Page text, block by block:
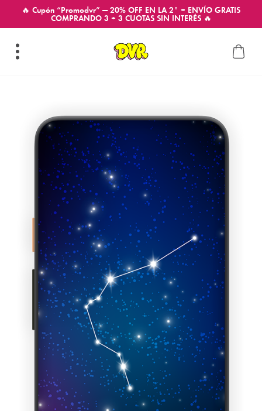
🔥 Cupón “Promodvr” — 20% OFF EN LA 2° + ENVÍO GRATIS
COMPRANDO 3 + 3 CUOTAS SIN INTERÉS 🔥